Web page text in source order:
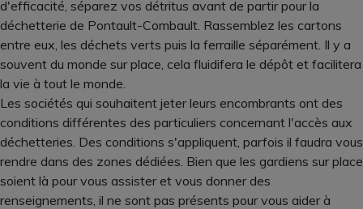
d'efficacité, séparez vos détritus avant de partir pour la
déchetterie de Pontault-Combault. Rassemblez les cartons
entre eux, les déchets verts puis la ferraille séparément. Il y a
souvent du monde sur place, cela fluidifera le dépôt et facilitera
la vie à tout le monde.
Les sociétés qui souhaitent jeter leurs encombrants ont des
conditions différentes des particuliers concernant l'accès aux
déchetteries. Des conditions s'appliquent, parfois il faudra vous
rendre dans des zones dédiées. Bien que les gardiens sur place
soient là pour vous assister et vous donner des
renseignements, il ne sont pas présents pour vous aider à